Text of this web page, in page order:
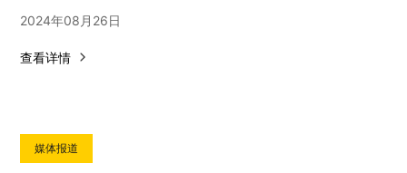
2024年08月26日
查看详情
媒体报道